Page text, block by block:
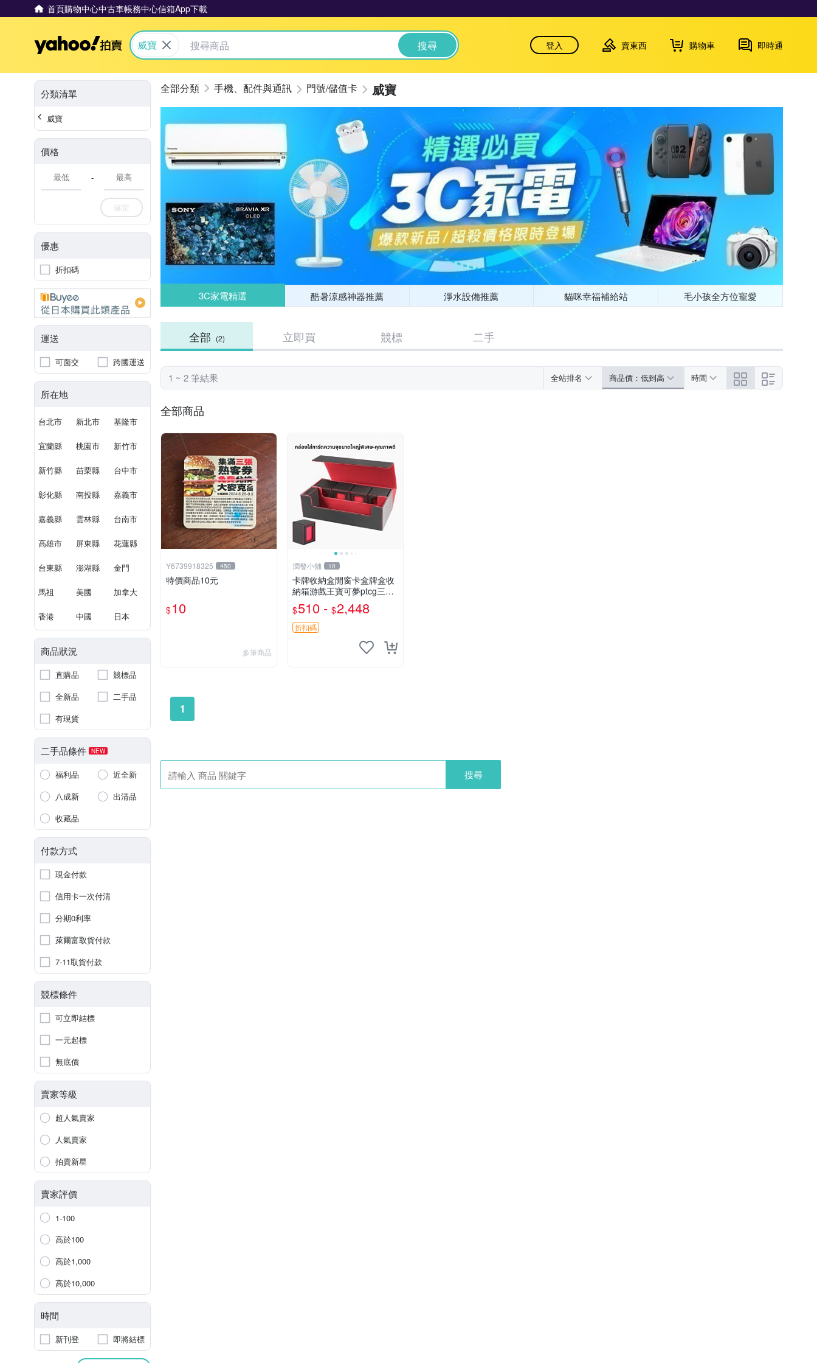
首頁購物中心中古車帳務中心信箱App下載
Yahoo拍賣
威寶 搜尋 登入 賣東西 購物車 即時通
分類清單
威寶
價格
-
確定
優惠
折扣碼
運送
可面交 跨國運送
所在地
台北市 新北市 基隆市
宜蘭縣 桃園市 新竹市
新竹縣 苗栗縣 台中市
彰化縣 南投縣 嘉義市
嘉義縣 雲林縣 台南市
高雄市 屏東縣 花蓮縣
台東縣 澎湖縣 金門
馬祖 美國 加拿大
香港 中國 日本
商品狀況
直購品
競標品
全新品
二手品
有現貨
二手品條件 NEW
福利品
近全新
八成新
出清品
收藏品
付款方式
現金付款
信用卡一次付清
分期0利率
萊爾富取貨付款
7-11取貨付款
競標條件
可立即結標
一元起標
無底價
賣家等級
超人氣賣家
人氣賣家
拍賣新星
賣家評價
1-100
高於100
高於1,000
高於10,000
時間
新刊登 即將結標
手機、配件與通訊 門號/儲值卡 威寶
3C家電精選 酷暑涼感神器推薦 淨水設備推薦 貓咪幸福補給站 毛小孩全方位寵愛
全部 (2) 立即買 競標 二手
1 ~ 2 筆結果 全站排名 商品價：低到高 時間
全部商品
Y6739918325 450
特價商品10元
$10
多筆商品
潤發小舖 10
卡牌收納盒開窗卡盒牌盒收
納箱游戲王寶可夢ptcg三國
殺海賊王dtcg
$510 - $2,448
折扣碼
1
搜尋